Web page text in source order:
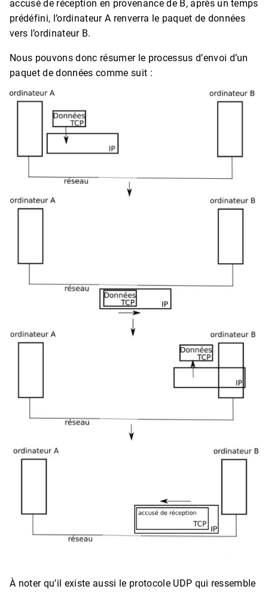
accusé de réception en provenance de B, après un temps
prédéfini, l’ordinateur A renverra le paquet de données
vers l’ordinateur B.
Nous pouvons donc résumer le processus d’envoi d’un
paquet de données comme suit :
À noter qu’il existe aussi le protocole UDP qui ressemble